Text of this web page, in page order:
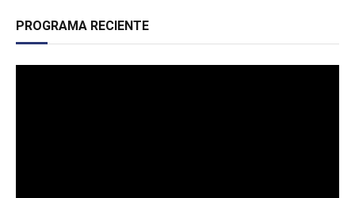
PROGRAMA RECIENTE